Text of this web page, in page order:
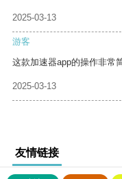
2025-03-13
游客
这款加速器app的操作非常
2025-03-13
友情链接